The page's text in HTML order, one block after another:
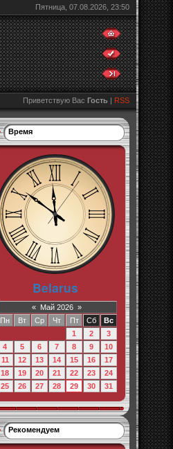
Пятница, 07.08.2026, 23:50
Приветствую Вас Гость | RSS
Время
« Май 2026 »
Пн
Вт Ср Чт Пт Сб
Вс
1
2
3
4
5 6 7 8 9
10
11
12 13 14 15 16
17
18
19 20 21 22 23
24
25
26 27 28 29 30 31
Рекомендуем